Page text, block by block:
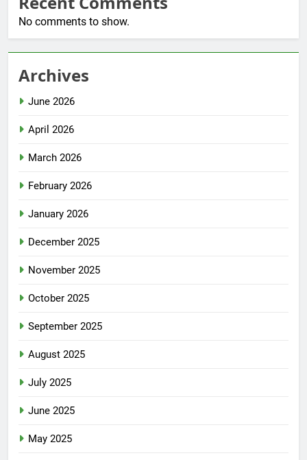
No comments to show.
Archives
June 2026
April 2026
March 2026
February 2026
January 2026
December 2025
November 2025
October 2025
September 2025
August 2025
July 2025
June 2025
May 2025